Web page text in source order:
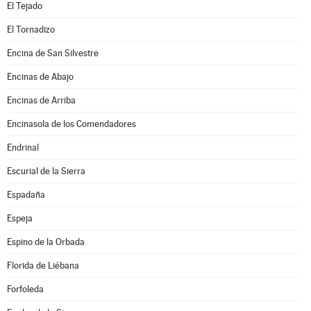
El Tejado
El Tornadizo
Encina de San Silvestre
Encinas de Abajo
Encinas de Arriba
Encinasola de los Comendadores
Endrinal
Escurial de la Sierra
Espadaña
Espeja
Espino de la Orbada
Florida de Liébana
Forfoleda